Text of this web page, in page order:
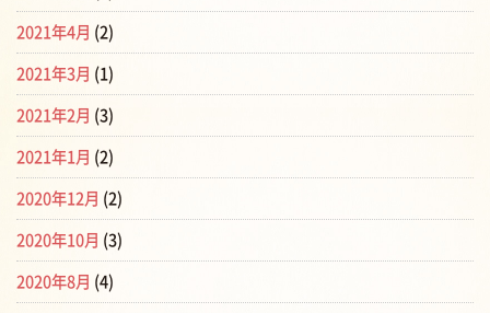
2021年4月 (2)
2021年3月 (1)
2021年2月 (3)
2021年1月 (2)
2020年12月 (2)
2020年10月 (3)
2020年8月 (4)